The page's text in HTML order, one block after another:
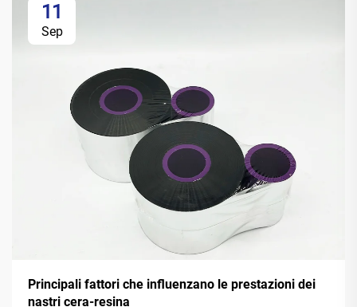
11
Sep
Principali fattori che influenzano le prestazioni dei
nastri cera-resina